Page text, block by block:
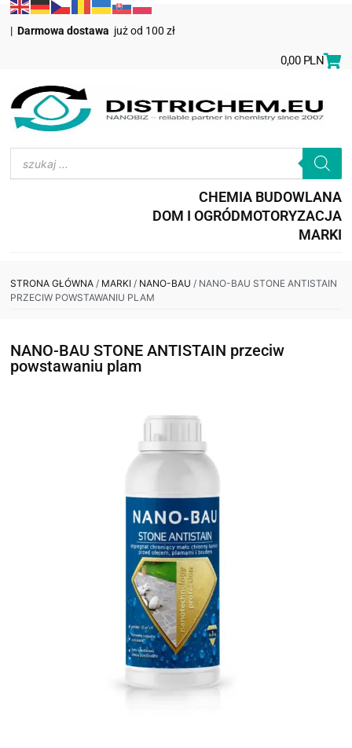
|Darmowa dostawa już od 100 zł
0,00 PLN
CHEMIA BUDOWLANA
DOM I OGRÓDMOTORYZACJA
MARKI
STRONA GŁÓWNA / MARKI / NANO-BAU / NANO-BAU STONE ANTISTAIN
PRZECIW POWSTAWANIU PLAM
NANO-BAU STONE ANTISTAIN przeciw
powstawaniu plam